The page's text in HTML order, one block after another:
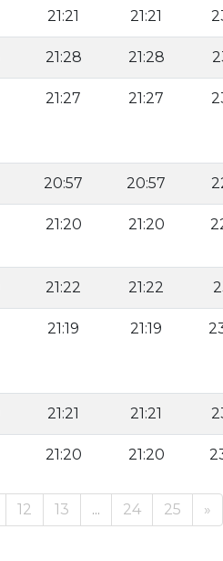
21:21 21:21
21:28 21:28
21:27 21:27
20:57 20:57
21:20 21:20
21:22 21:22
21:19 21:19
21:21 21:21
21:20 21:20
12 13 ... 24 25 »